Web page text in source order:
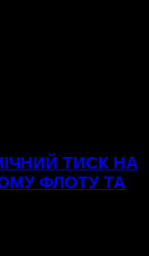
ТИСК НА
ФЛОТУ ТА